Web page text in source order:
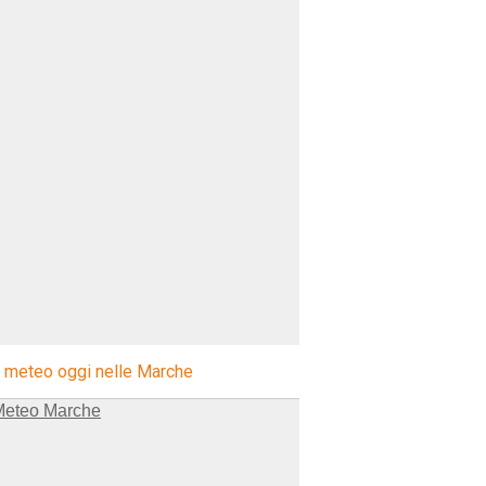
meteo oggi nelle Marche